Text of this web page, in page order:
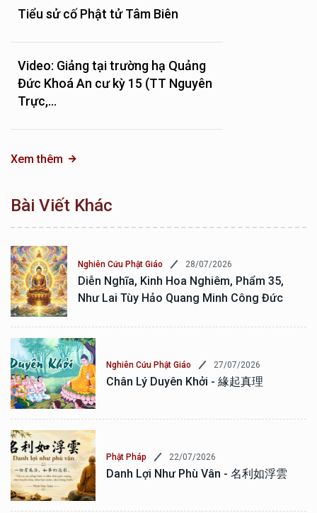
Tiểu sử cố Phật tử Tâm Biên
Video: Giảng tại trường hạ Quảng
Đức Khoá An cư kỳ 15 (TT Nguyên
Trực,...
Xem thêm
Bài Viết Khác
Nghiên Cứu Phật Giáo 28/07/2026
Diễn Nghĩa, Kinh Hoa Nghiêm, Phẩm 35,
Như Lai Tùy Hảo Quang Minh Công Đức
Nghiên Cứu Phật Giáo 27/07/2026
Chân Lý Duyên Khởi - 緣起真理
Phật Pháp 22/07/2026
Danh Lợi Như Phù Vân - 名利如浮雲